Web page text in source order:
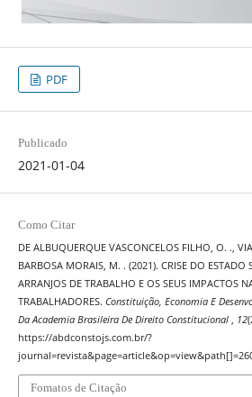
PDF
Publicado
2021-01-04
Como Citar
DE ALBUQUERQUE VASCONCELOS FILHO, O. .,
BARBOSA MORAIS, M. . (2021). CRISE DO ESTADO
ARRANJOS DE TRABALHO E OS SEUS IMPACTOS
TRABALHADORES. Constituição, Economia E
Da Academia Brasileira De Direito Constitucional , 12
https://abdconstojs.com.br/?
Fomatos de Citação